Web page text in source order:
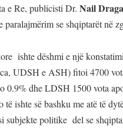
e Re, publicisti Dr. Nail Draga
paralajmërim se shqiptarët në
ishte dëshmi e një
UDSH e ASH) fitoi 4700
0.9% dhe LDSH 1500 vota
të ishte së bashku me atë të
subjekte politike del se